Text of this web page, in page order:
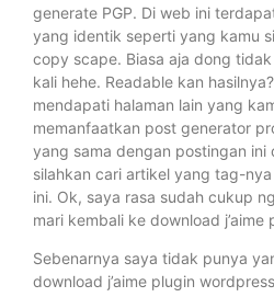
generate PGP. Di web ini
yang identik seperti yang kamu
copy scape. Biasa aja dong
kali hehe. Readable kan
mendapati halaman lain yang
memanfaatkan post generator
yang sama dengan postingan ini
silahkan cari artikel yang tag-
ini. Ok, saya rasa sudah cukup
mari kembali ke download
Sebenarnya saya tidak punya
download j’aime plugin